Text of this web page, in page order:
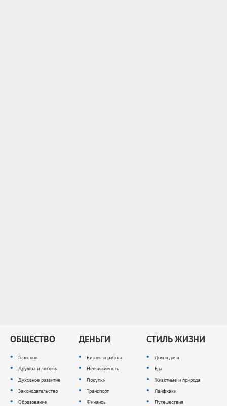
ОБЩЕСТВО
Гороскоп
Дружба и любовь
Духовное развитие
Законодательство
Образование
ДЕНЬГИ
Бизнес и работа
Недвижимость
Покупки
Транспорт
Финансы
СТИЛЬ ЖИЗНИ
Дом и дача
Еда
Животные и природа
Лайфхаки
Путешествия